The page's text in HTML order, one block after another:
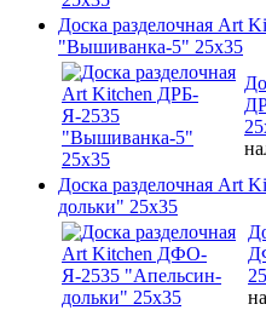
Доска разделочная Art
"Вышиванка-5" 25х35
Доска разделочная Art
дольки" 25х35